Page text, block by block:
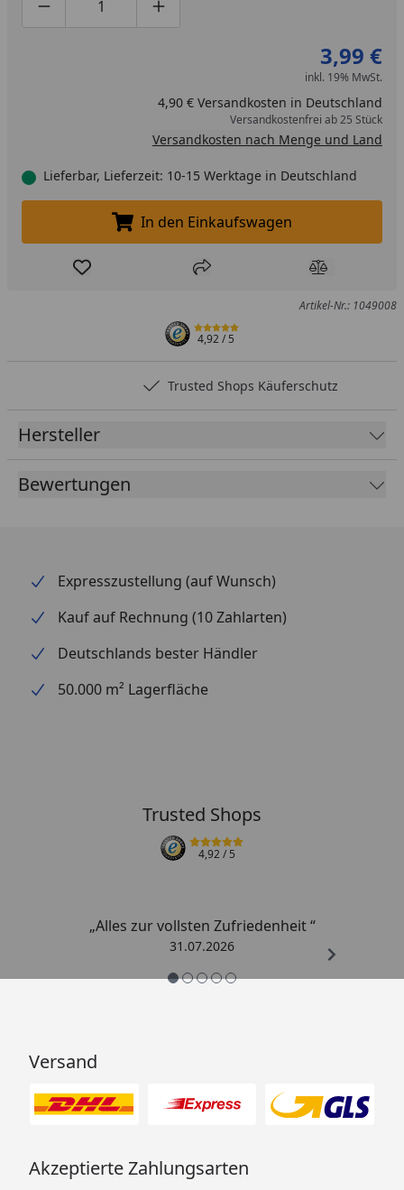
Produktmenge um eins verringern
Produktmenge manuell eingeben
Produktmenge um eins erhöhen
3,99 €
inkl. 19% MwSt.
4,90 € Versandkosten in Deutschland
Versandkostenfrei ab 25 Stück
Versandkosten nach Menge und Land
Lieferbar, Lieferzeit: 10-15 Werktage in Deutschland
In den Einkaufswagen legen
In den Einkaufswagen
Produkt zur Wunschliste hinzufügen
Teilen Produkt
Artikel-Nr.: 1049008
4,92/ 5
Trusted Shops Käuferschutz
Hersteller
Bewertungen
Expresszustellung (auf Wunsch)
Kauf auf Rechnung (10 Zahlarten)
Deutschlands bester Händler
50.000 m² Lagerfläche
Trusted Shops
4,92/ 5
„Alles zur vollsten Zufriedenheit “
31.07.2026
Versand
Akzeptierte Zahlungsarten